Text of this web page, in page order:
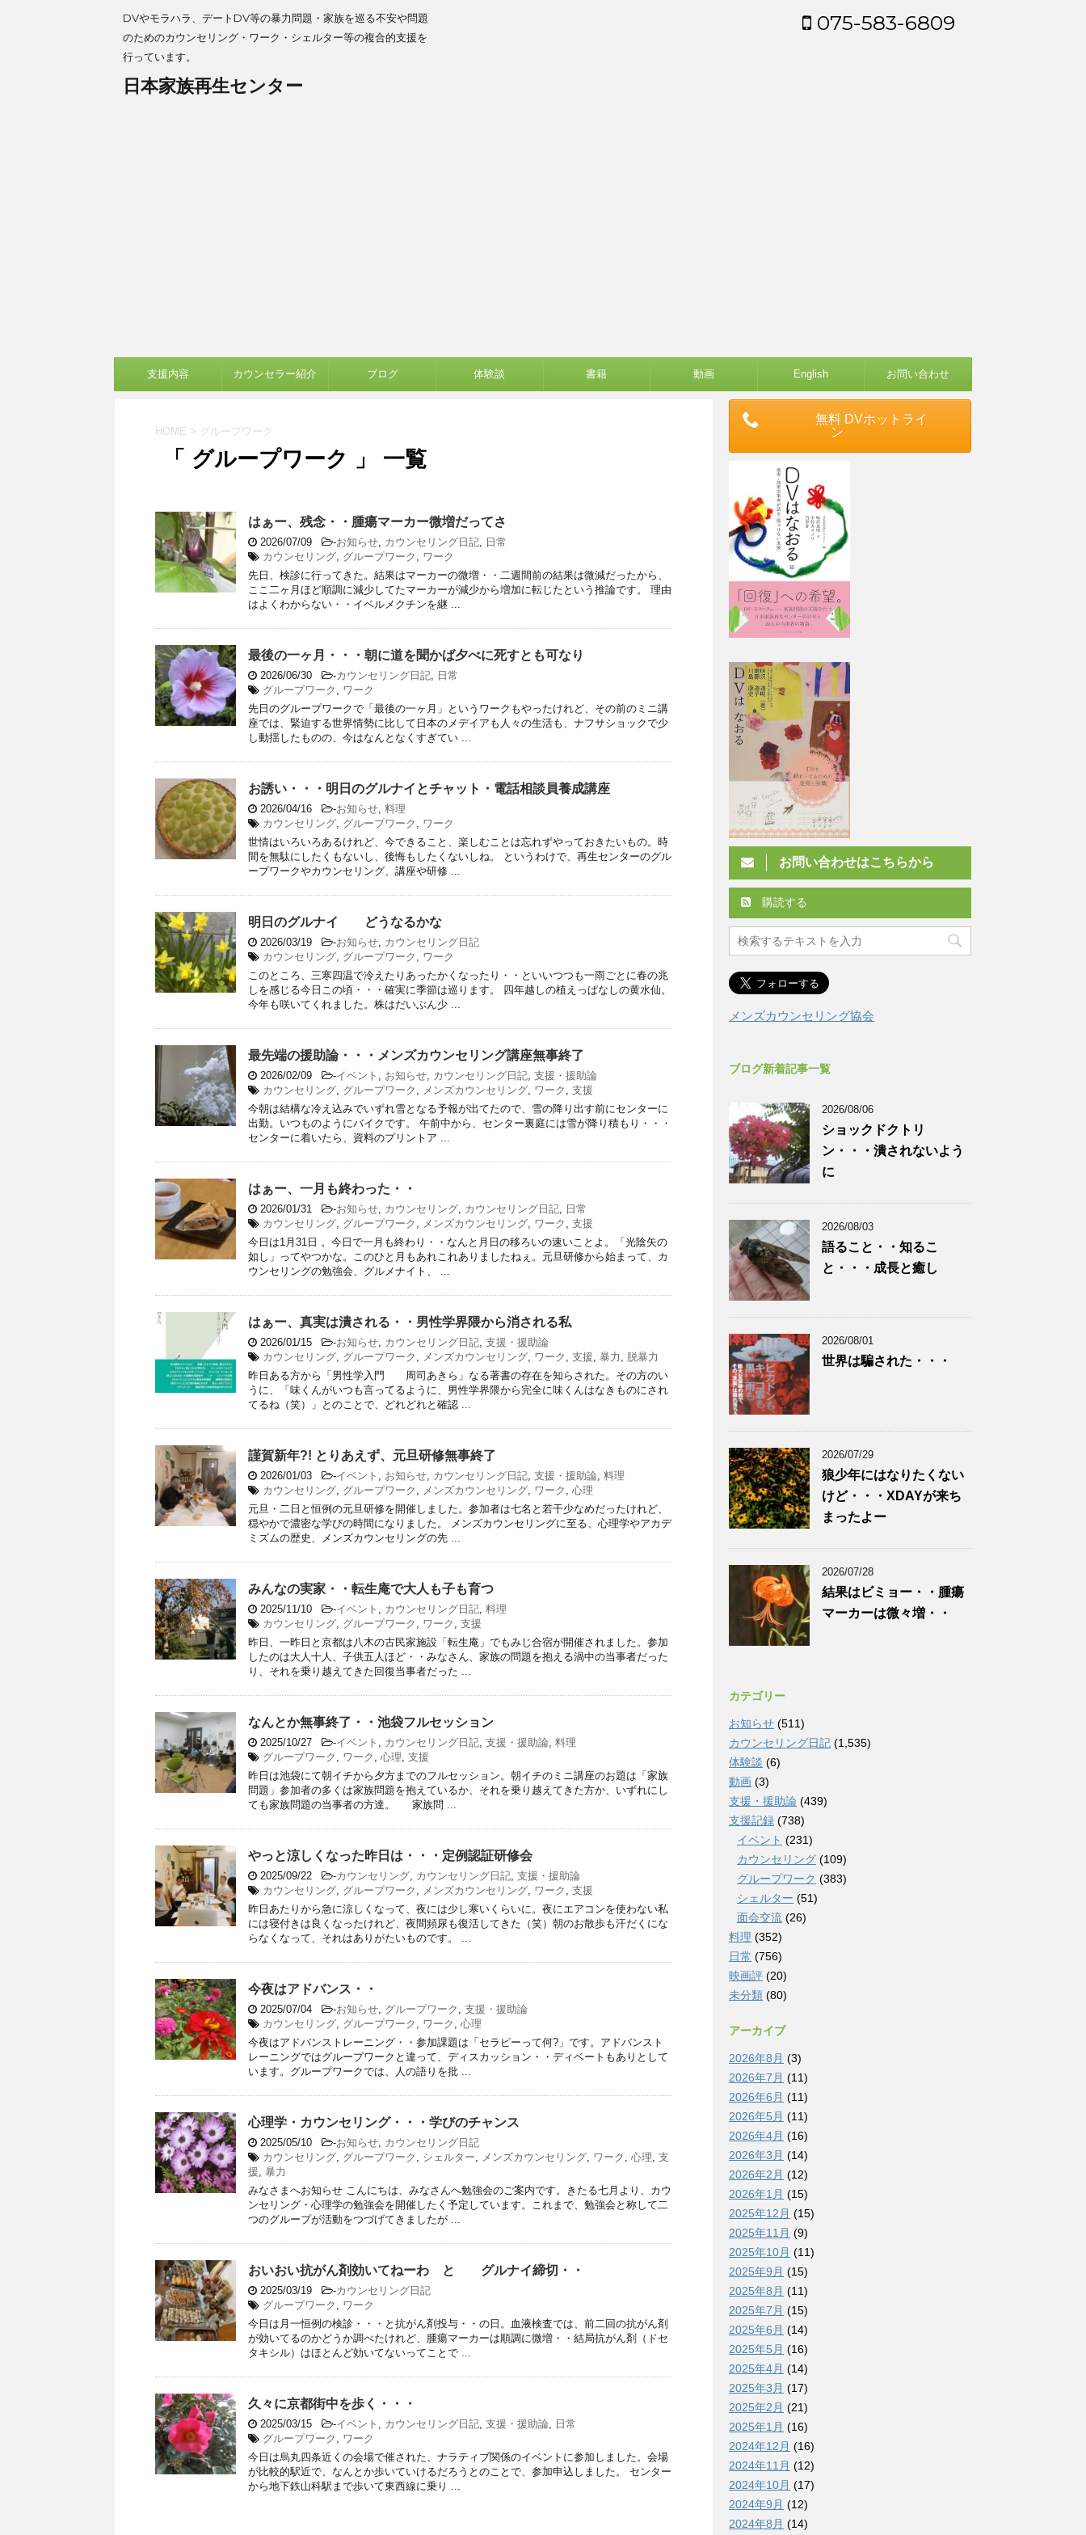
DVやモラハラ、デートDV等の暴力問題・家族を巡る不安や問題
のためのカウンセリング・ワーク・シェルター等の複合的支援を
行っています。
日本家族再生センター
075-583-6809
支援内容 カウンセラー紹介 ブログ 体験談 書籍 動画 English お問い合わせ
HOME > グループワーク
「 グループワーク 」 一覧
はぁー、残念・・腫瘍マーカー微増だってさ
2026/07/09 -お知らせ, カウンセリング日記, 日常
カウンセリング, グループワーク , ワーク
先日、検診に行ってきた。結果はマーカーの微増・・二週間前の結果は微減だったから、
ここ二ヶ月ほど順調に減少してたマーカーが減少から増加に転じたという推論です。 理由
はよくわからない・・イベルメクチンを継 ...
最後の一ヶ月・・・朝に道を聞かば夕べに死すとも可なり
2026/06/30 -カウンセリング日記, 日常
グループワーク , ワーク
先日のグループワークで「最後の一ヶ月」というワークもやったけれど、その前のミニ講
座では、緊迫する世界情勢に比して日本のメデイアも人々の生活も、ナフサショックで少
し動揺したものの、今はなんとなくすぎてい ...
お誘い・・・明日のグルナイとチャット・電話相談員養成講座
2026/04/16 -お知らせ, 料理
カウンセリング, グループワーク , ワーク
世情はいろいろあるけれど、今できること、楽しむことは忘れずやっておきたいもの。時
間を無駄にしたくもないし、後悔もしたくないしね。 というわけで、再生センターのグル
ープワークやカウンセリング、講座や研修 ...
明日のグルナイ どうなるかな
2026/03/19 -お知らせ, カウンセリング日記
カウンセリング, グループワーク , ワーク
このところ、三寒四温で冷えたりあったかくなったり・・といいつつも一雨ごとに春の兆
しを感じる今日この頃・・・確実に季節は巡ります。 四年越しの植えっぱなしの黄水仙。
今年も咲いてくれました。株はだいぶん少 ...
最先端の援助論・・・メンズカウンセリング講座無事終了
2026/02/09 -イベント , お知らせ, カウンセリング日記, 支援・援助論
カウンセリング, グループワーク , メンズカウンセリング, ワーク , 支援
今朝は結構な冷え込みでいずれ雪となる予報が出てたので、雪の降り出す前にセンターに
出勤。いつものようにバイクです。 午前中から、センター裏庭には雪が降り積もり・・・
センターに着いたら、資料のプリントア ...
はぁー、一月も終わった・・
2026/01/31 -お知らせ, カウンセリング, カウンセリング日記, 日常
カウンセリング, グループワーク , メンズカウンセリング, ワーク , 支援
今日は1月31日 。今日で一月も終わり・・なんと月日の移ろいの速いことよ。「光陰矢の
如し」ってやつかな。このひと月もあれこれありましたねぇ。元旦研修から始まって、カ
ウンセリングの勉強会、グルメナイト、 ...
はぁー、真実は潰される・・男性学界隈から消される私
2026/01/15 -お知らせ, カウンセリング日記, 支援・援助論
カウンセリング, グループワーク , メンズカウンセリング, ワーク , 支援, 暴力 , 脱暴力
昨日ある方から「男性学入門 周司あきら」なる著書の存在を知らされた。その方のい
うに、「味くんがいつも言ってるように、男性学界隈から完全に味くんはなきものにされ
てるね（笑）」とのことで、どれどれと確認 ...
謹賀新年?! とりあえず、元旦研修無事終了
2026/01/03 -イベント , お知らせ, カウンセリング日記, 支援・援助論, 料理
カウンセリング, グループワーク , メンズカウンセリング, ワーク , 心理
元旦・二日と恒例の元旦研修を開催しました。参加者は七名と若干少なめだったけれど、
穏やかで濃密な学びの時間になりました。 メンズカウンセリングに至る、心理学やアカデ
ミズムの歴史、メンズカウンセリングの先 ...
みんなの実家・・転生庵で大人も子も育つ
2025/11/10 -イベント , カウンセリング日記, 料理
カウンセリング, グループワーク , ワーク , 支援
昨日、一昨日と京都は八木の古民家施設「転生庵」でもみじ合宿が開催されました。参加
したのは大人十人、子供五人ほど・・みなさん、家族の問題を抱える渦中の当事者だった
り、それを乗り越えてきた回復当事者だった ...
なんとか無事終了・・池袋フルセッション
2025/10/27 -イベント , カウンセリング日記, 支援・援助論, 料理
グループワーク , ワーク , 心理, 支援
昨日は池袋にて朝イチから夕方までのフルセッション。朝イチのミニ講座のお題は「家族
問題」参加者の多くは家族問題を抱えているか、それを乗り越えてきた方か、いずれにし
ても家族問題の当事者の方達。 家族問 ...
やっと涼しくなった昨日は・・・定例認証研修会
2025/09/22 -カウンセリング, カウンセリング日記, 支援・援助論
カウンセリング, グループワーク , メンズカウンセリング, ワーク , 支援
昨日あたりから急に涼しくなって、夜には少し寒いくらいに。夜にエアコンを使わない私
には寝付きは良くなったけれど、夜間頻尿も復活してきた（笑）朝のお散歩も汗だくにな
らなくなって、それはありがたいものです。 ...
今夜はアドバンス・・
2025/07/04 -お知らせ, グループワーク , 支援・援助論
カウンセリング, グループワーク , ワーク , 心理
今夜はアドバンストレーニング・・参加課題は「セラピーって何?」です。アドバンスト
レーニングではグループワークと違って、ディスカッション・・ディベートもありとして
います。グループワークでは、人の語りを批 ...
心理学・カウンセリング・・・学びのチャンス
2025/05/10 -お知らせ, カウンセリング日記
カウンセリング, グループワーク , シェルター, メンズカウンセリング, ワーク , 心理, 支
援, 暴力
みなさまへお知らせ こんにちは、みなさんへ勉強会のご案内です。きたる七月より、カウ
ンセリング・心理学の勉強会を開催したく予定しています。これまで、勉強会と称して二
つのグループが活動をつづげてきましたが ...
おいおい抗がん剤効いてねーわ と グルナイ締切・・
2025/03/19 -カウンセリング日記
グループワーク , ワーク
今日は月一恒例の検診・・・と抗がん剤投与・・の日。血液検査では、前二回の抗がん剤
が効いてるのかどうか調べたけれど、腫瘍マーカーは順調に微増・・結局抗がん剤（ドセ
タキシル）はほとんど効いてないってことで ...
久々に京都街中を歩く・・・
2025/03/15 -イベント , カウンセリング日記, 支援・援助論, 日常
グループワーク , ワーク
今日は烏丸四条近くの会場で催された、ナラティブ関係のイベントに参加しました。会場
が比較的駅近で、なんとか歩いていけるだろうとのことで、参加申込しました。 センター
から地下鉄山科駅まで歩いて東西線に乗り ...
無料 DVホットライ
ン
お問い合わせはこちらから
購読する
メンズカウンセリング協会
ブログ新着記事一覧
2026/08/06
ショックドクトリ
ン・・・潰されないよう
に
2026/08/03
語ること・・知るこ
と・・・成長と癒し
2026/08/01
世界は騙された・・・
2026/07/29
狼少年にはなりたくない
けど・・・XDAYが来ち
まったよー
2026/07/28
結果はビミョー・・腫瘍
マーカーは微々増・・
カテゴリー
お知らせ (511)
カウンセリング日記 (1,535)
体験談 (6)
動画 (3)
支援・援助論 (439)
支援記録 (738)
イベント (231)
カウンセリング (109)
グループワーク (383)
シェルター (51)
面会交流 (26)
料理 (352)
日常 (756)
映画評 (20)
未分類 (80)
アーカイブ
2026年8月 (3)
2026年7月 (11)
2026年6月 (11)
2026年5月 (11)
2026年4月 (16)
2026年3月 (14)
2026年2月 (12)
2026年1月 (15)
2025年12月 (15)
2025年11月 (9)
2025年10月 (11)
2025年9月 (15)
2025年8月 (11)
2025年7月 (15)
2025年6月 (14)
2025年5月 (16)
2025年4月 (14)
2025年3月 (17)
2025年2月 (21)
2025年1月 (16)
2024年12月 (16)
2024年11月 (12)
2024年10月 (17)
2024年9月 (12)
2024年8月 (14)